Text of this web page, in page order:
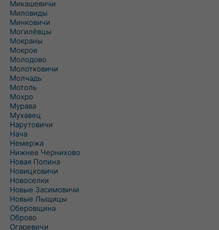
Микашевичи
Миловиды
Минковичи
Могилёвцы
Мокраны
Мокрое
Молодово
Молотковичи
Молчадь
Мотоль
Мохро
Мурава
Мухавец
Нарутовичи
Нача
Немержа
Нижнее Чернихово
Новая Попина
Новицковичи
Новоселки
Новые Засимовичи
Новые Лыщицы
Оберовщина
Оброво
Огаревичи